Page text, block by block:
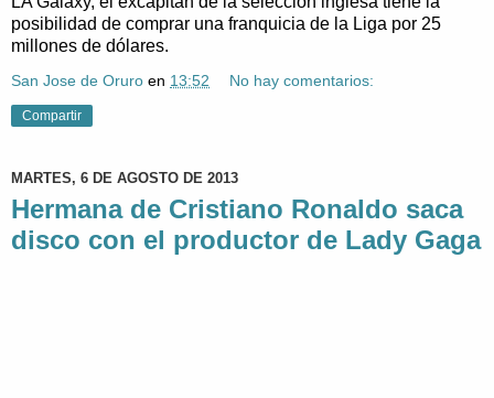
posibilidad de comprar una franquicia de la Liga por 25
millones de dólares.
San Jose de Oruro en 13:52 No hay comentarios:
Compartir
MARTES, 6 DE AGOSTO DE 2013
Hermana de Cristiano Ronaldo saca
disco con el productor de Lady Gaga